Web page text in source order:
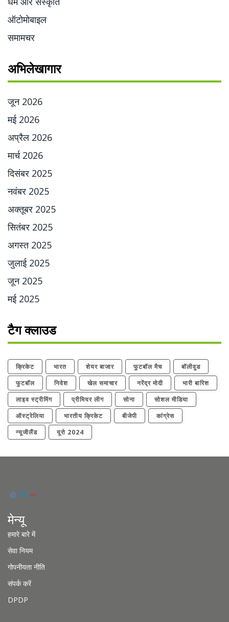
ऑटोमोबाइल
समामचर
अभिलेखागार
जून 2026
मई 2026
अप्रैल 2026
मार्च 2026
दिसंबर 2025
नवंबर 2025
अक्तूबर 2025
सितंबर 2025
अगस्त 2025
जुलाई 2025
जून 2025
मई 2025
टैग क्लाउड
क्रिकेट भारत शेयर बाजार फुटबॉल मैच
बॉलीवुड
फुटबॉल
निवेश खेल समाचार नरेंद्र मोदी
भारी बारिश
लाइव स्ट्रीमिंग
प्रीमियर लीग सोना
सोशल मीडिया
ऑस्ट्रेलिया
भारतीय क्रिकेट बीजेपी
कांग्रेस
न्यूजीलैंड
यूरो 2024
मेन्यू
हमारे बारे में
सेवा नियम
गोपनीयता नीति
संपर्क करें
DPDP